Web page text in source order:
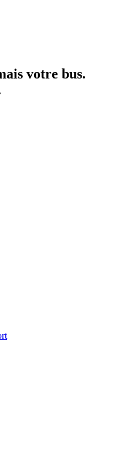
votre bus.